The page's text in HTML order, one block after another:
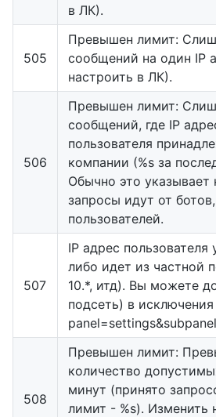
в ЛК).
505
Превышен лимит:
сообщений на один IP
настроить в ЛК).
506
Превышен лимит:
сообщений, где IP
пользователя
компании (%s за
Обычно это указывает
запросы идут от
пользователей.
507
IP адрес пользователя
либо идет из частной
10.*, итд). Вы можете
подсеть) в
508
Превышен лимит:
количество
минут (принято
лимит - %s). Изменить